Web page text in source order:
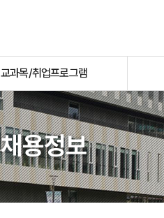
교과목/취업프로그램
채용정보